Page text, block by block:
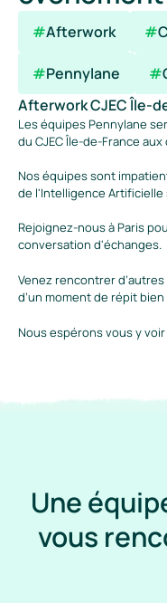
#Afterwork #
#Pennylane #
Afterwork CJEC Île-
Les équipes Pennylane
du CJEC Île-de-France
Nos équipes sont
de l'Intelligence
Rejoignez-nous à Paris
conversation d'échanges.
Venez rencontrer
d’un moment de répit
Nous espérons vous y
Une
vous